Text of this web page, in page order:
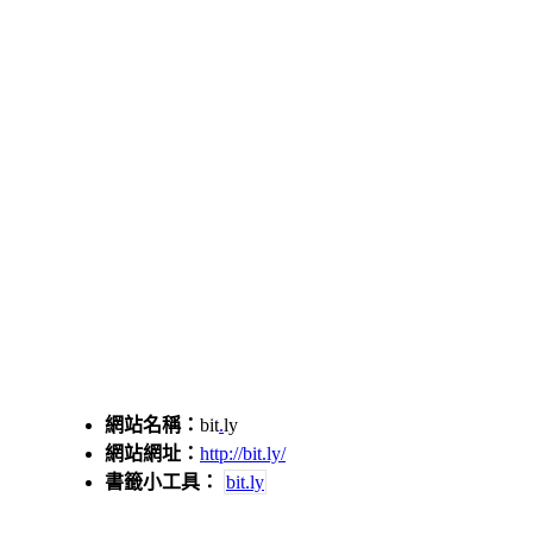
網站名稱： bit.ly
網站網址： http://bit.ly/
書籤小工具：
bit.ly